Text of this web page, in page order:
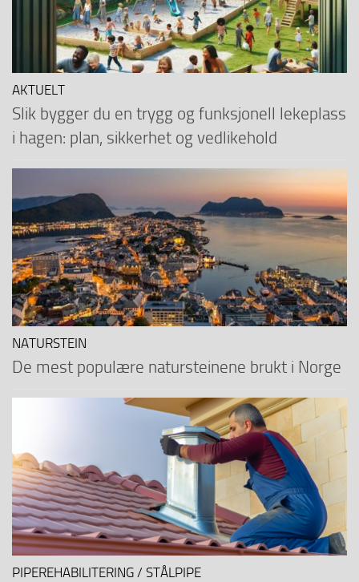
AKTUELT
Slik bygger du en trygg og funksjonell lekeplass
i hagen: plan, sikkerhet og vedlikehold
NATURSTEIN
De mest populære natursteinene brukt i Norge
PIPEREHABILITERING / STÅLPIPE